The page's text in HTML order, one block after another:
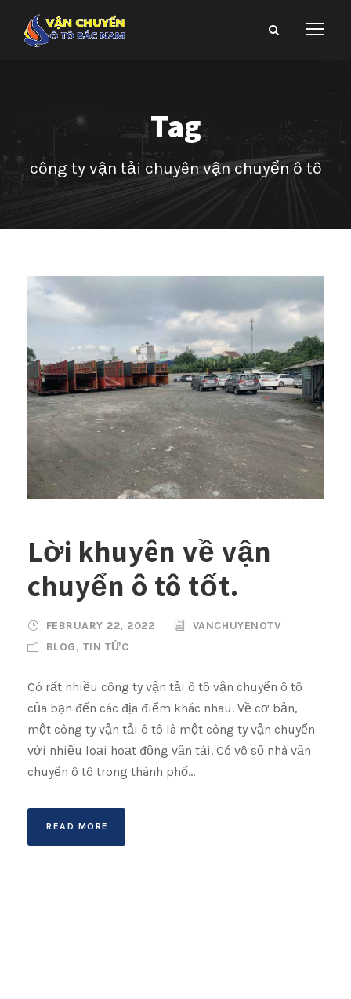
Tag
công ty vận tải chuyên vận chuyển ô tô
Lời khuyên về vận
chuyển ô tô tốt.
FEBRUARY 22, 2022
VANCHUYENOTV
BLOG, TIN TỨC
Có rất nhiều công ty vận tải ô tô vận chuyển ô tô
của bạn đến các địa điểm khác nhau. Về cơ bản,
một công ty vận tải ô tô là một công ty vận chuyển
với nhiều loại hoạt động vận tải. Có vô số nhà vận
chuyển ô tô trong thành phố...
READ MORE